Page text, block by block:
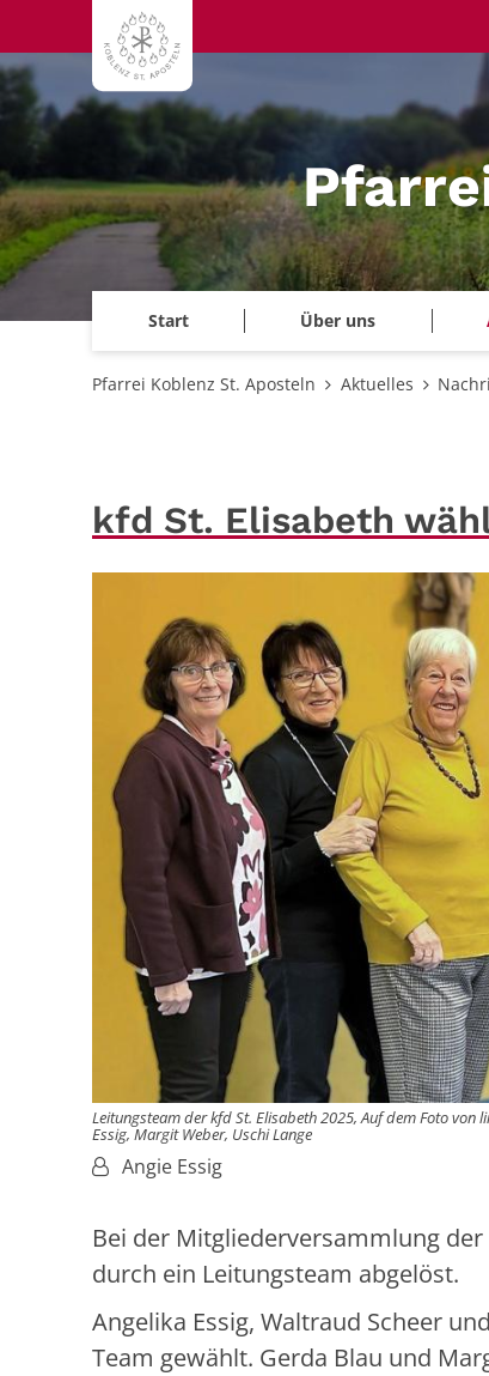
Zum Inhalt springen
Start Über uns
Pfarrei Koblenz St. Aposteln Aktuelles
kfd St. Elisabeth
Leitungsteam der kfd St. Elisabeth 2025, Auf dem Foto
Essig, Margit Weber, Uschi Lange
Von:Angie Essig
Bei der Mitgliederversammlung
durch ein Leitungsteam abgelöst.
Angelika Essig, Waltraud Scheer
Team gewählt. Gerda Blau und